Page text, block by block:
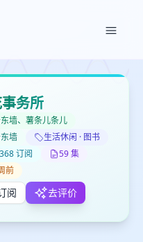
务所
墙、薯条儿条儿
墙
生活休闲 · 图书
订阅
59 集
前
阅 去评价
✕
✕
取消 确认删除
✕
创建